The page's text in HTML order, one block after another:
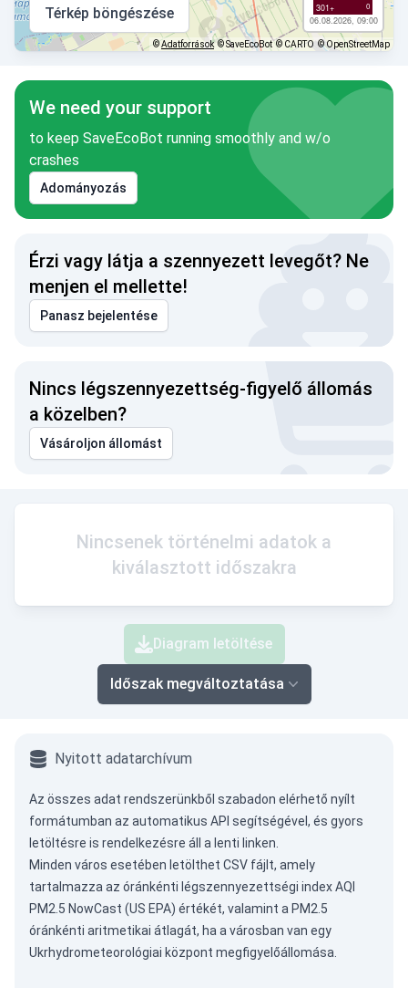
301+ 0
06.08.2026, 09:00
Térkép böngészése
©Adatforrások © SaveEcoBot © CARTO © OpenStreetMap
We need your support
to keep SaveEcoBot running smoothly and w/o
crashes
Adományozás
Érzi vagy látja a szennyezett levegőt? Ne
menjen el mellette!
Panasz bejelentése
Nincs légszennyezettség-figyelő állomás
a közelben?
Vásároljon állomást
Nincsenek történelmi adatok a
kiválasztott időszakra
Diagram letöltése
Időszak megváltoztatása
Nyitott adatarchívum
Az összes adat rendszerünkből szabadon elérhető nyílt
formátumban az automatikus API segítségével, és gyors
letöltésre is rendelkezésre áll a lenti linken.
Minden város esetében letölthet CSV fájlt, amely
tartalmazza az óránkénti légszennyezettségi index AQI
PM2.5 NowCast (US EPA) értékét, valamint a PM2.5
óránkénti aritmetikai átlagát, ha a városban van egy
Ukrhydrometeorológiai központ megfigyelőállomása.